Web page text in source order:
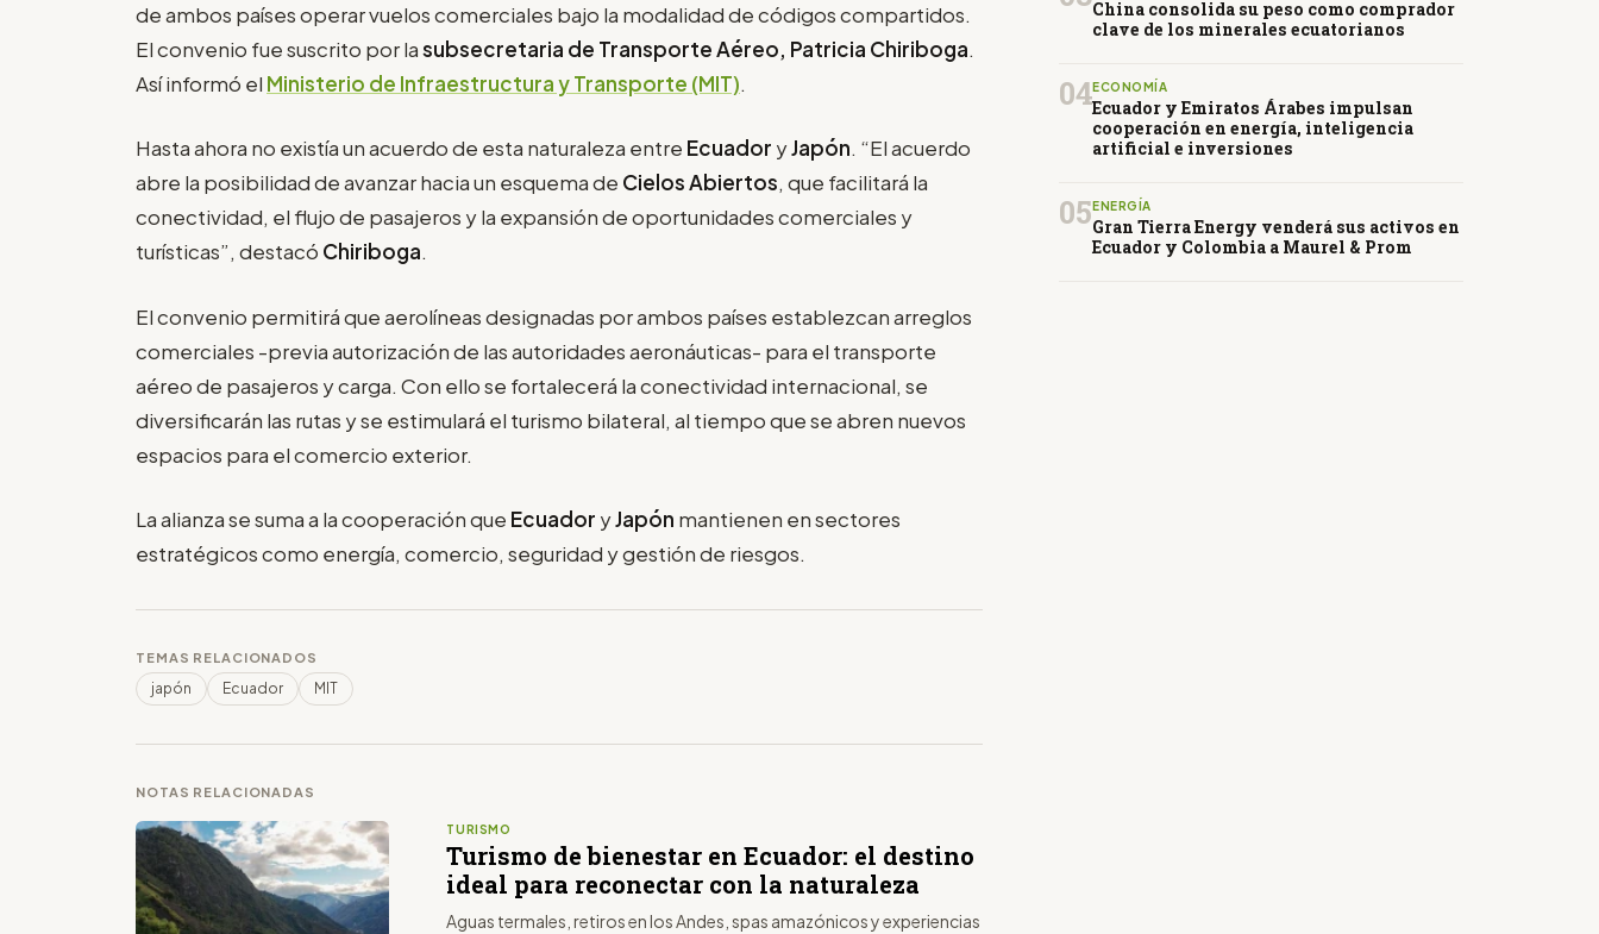
de ambos países operar vuelos comerciales bajo la modalidad de códigos compartidos.
El convenio fue suscrito por lasubsecretaria de Transporte Aéreo, Patricia Chiriboga.
Así informó el Ministerio de Infraestructura y Transporte (MIT).
Hasta ahora no existía un acuerdo de esta naturaleza entre Ecuador yJapón. “El acuerdo
abre la posibilidad de avanzar hacia un esquema de Cielos Abiertos, que facilitará la
conectividad, el flujo de pasajeros y la expansión de oportunidades comerciales y
turísticas”, destacó Chiriboga.
El convenio permitirá que aerolíneas designadas por ambos países establezcan arreglos
comerciales -previa autorización de las autoridades aeronáuticas- para el transporte
aéreo de pasajeros y carga. Con ello se fortalecerá la conectividad internacional, se
diversificarán las rutas y se estimulará el turismo bilateral, al tiempo que se abren nuevos
espacios para el comercio exterior.
La alianza se suma a la cooperación que Ecuador yJapón mantienen en sectores
estratégicos como energía, comercio, seguridad y gestión de riesgos.
TEMAS RELACIONADOS
japón Ecuador MIT
NOTAS RELACIONADAS
TURISMO
Turismo de bienestar en Ecuador: el destino
ideal para reconectar con la naturaleza
Aguas termales, retiros en los Andes, spas amazónicos y experiencias
China consolida su peso como comprador
clave de los minerales ecuatorianos
04ECONOMÍA
Ecuador y Emiratos Árabes impulsan
cooperación en energía, inteligencia
artificial e inversiones
05 ENERGÍA
Gran Tierra Energy venderá sus activos en
Ecuador y Colombia a Maurel & Prom